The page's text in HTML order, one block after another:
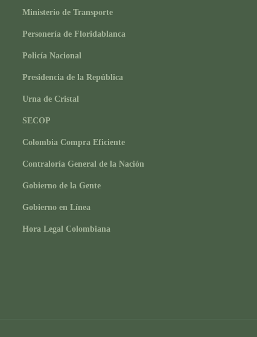
Ministerio de Transporte
Personería de Floridablanca
Policía Nacional
Presidencia de la República
Urna de Cristal
SECOP
Colombia Compra Eficiente
Contraloría General de la Nación
Gobierno de la Gente
Gobierno en Línea
Hora Legal Colombiana